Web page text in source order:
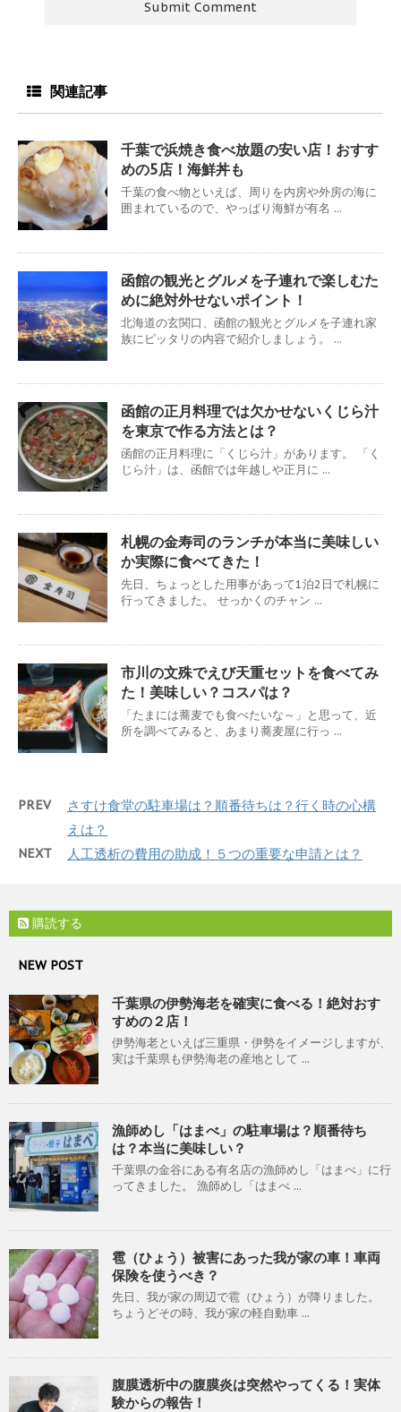
関連記事
千葉で浜焼き食べ放題の安い店！おすす
めの5店！海鮮丼も
千葉の食べ物といえば、周りを内房や外房の海に
囲まれているので、やっぱり海鮮が有名 ...
函館の観光とグルメを子連れで楽しむた
めに絶対外せないポイント！
北海道の玄関口、函館の観光とグルメを子連れ家
族にピッタリの内容で紹介しましょう。 ...
函館の正月料理では欠かせないくじら汁
を東京で作る方法とは？
函館の正月料理に「くじら汁」があります。 「く
じら汁」は、函館では年越しや正月に ...
札幌の金寿司のランチが本当に美味しい
か実際に食べてきた！
先日、ちょっとした用事があって1泊2日で札幌に
行ってきました。 せっかくのチャン ...
市川の文殊でえび天重セットを食べてみ
た！美味しい？コスパは？
「たまには蕎麦でも食べたいな～」と思って、近
所を調べてみると、あまり蕎麦屋に行っ ...
PREV
さすけ食堂の駐車場は？順番待ちは？行く時の心構
えは？
NEXT 人工透析の費用の助成！５つの重要な申請とは？
購読する
NEW POST
千葉県の伊勢海老を確実に食べる！絶対おす
すめの２店！
伊勢海老といえば三重県・伊勢をイメージしますが、
実は千葉県も伊勢海老の産地として ...
漁師めし「はまべ」の駐車場は？順番待ち
は？本当に美味しい？
千葉県の金谷にある有名店の漁師めし「はまべ」に行
ってきました。 漁師めし「はまべ ...
雹（ひょう）被害にあった我が家の車！車両
保険を使うべき？
先日、我が家の周辺で雹（ひょう）が降りました。
ちょうどその時、我が家の軽自動車 ...
腹膜透析中の腹膜炎は突然やってくる！実体
験からの報告！